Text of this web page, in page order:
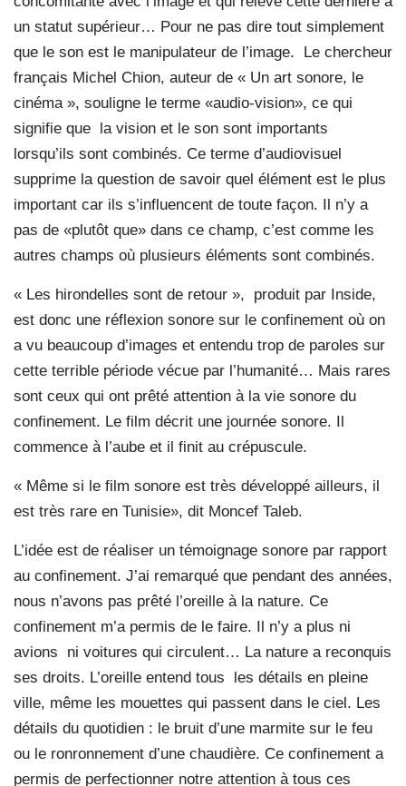
un statut supérieur… Pour ne pas dire tout simplement
que le son est le manipulateur de l’image.
Le chercheur
français Michel Chion, auteur de « Un art sonore, le
cinéma », souligne le terme «audio-vision», ce qui
signifie que la vision et le son sont importants
lorsqu’ils sont combinés. Ce terme d’audiovisuel
supprime la question de savoir quel élément est le plus
important car ils s’influencent de toute façon. Il n’y a
pas de «plutôt que» dans ce champ, c’est comme les
autres champs où plusieurs éléments sont combinés.
« Les hirondelles sont de retour »,
produit par Inside,
est donc une réflexion sonore sur le confinement où on
a vu beaucoup d’images et entendu trop de paroles sur
cette terrible période vécue par l’humanité… Mais rares
sont ceux qui ont prêté attention à la vie sonore du
confinement. Le film décrit une journée sonore. Il
commence à l’aube et il finit au crépuscule.
« Même si le film sonore est très développé ailleurs, il
est très rare en Tunisie», dit Moncef Taleb.
L’idée est de réaliser un témoignage sonore par rapport
au confinement. J’ai remarqué que pendant des années,
nous n’avons pas prêté l’oreille à la nature. Ce
confinement m’a permis de le faire. Il n’y a plus ni
avions
ni voitures qui circulent… La nature a reconquis
ses droits. L’oreille entend tous
les détails en pleine
ville, même les mouettes qui passent dans le ciel. Les
détails du quotidien : le bruit d’une marmite sur le feu
ou le ronronnement d’une chaudière. Ce confinement a
permis de perfectionner notre attention à tous ces